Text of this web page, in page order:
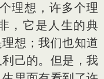
想，许多个理
，它是人生的典
想；我们也知道
己的。但是，我